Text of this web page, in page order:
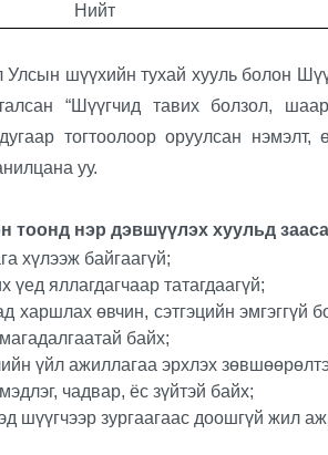
Нийт
шүүхийн тухай хууль болон
“Шүүгчид тавих болзол,
тогтоолоор оруулсан нэмэлт,
уу.
тоонд нэр дэвшүүлэх хуульд
хүлээж байгаагүй;
үед яллагдагчаар татагдаагүй;
харшлах өвчин, сэтгэцийн эмгэггүй
байх;
үйл ажиллагаа эрхлэх
чадвар, ёс зүйтэй байх;
шүүгчээр зургаагаас доошгүй жил